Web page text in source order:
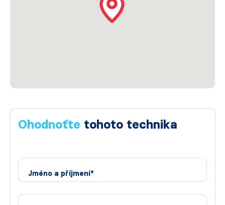
Ohodnoťte tohoto technika
Jméno a příjmení*